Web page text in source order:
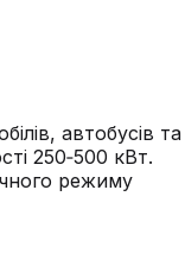
автобусів та
250‑500 кВт.
режиму